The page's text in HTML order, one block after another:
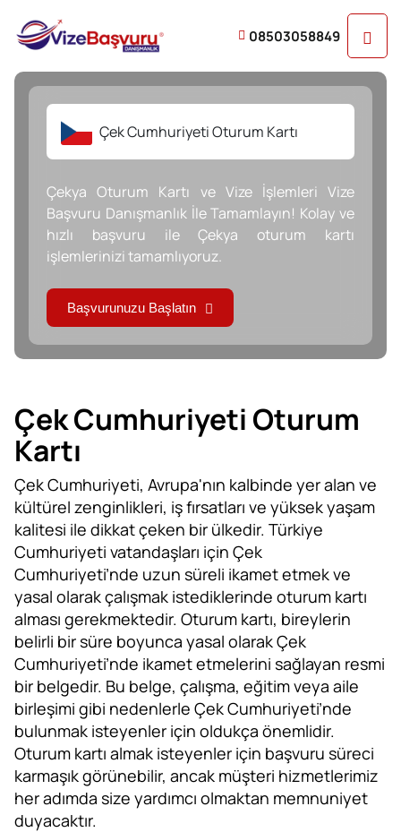
08503058849
Çek Cumhuriyeti Oturum Kartı
Çekya Oturum Kartı ve Vize İşlemleri Vize
Başvuru Danışmanlık İle Tamamlayın! Kolay ve
hızlı başvuru ile Çekya oturum kartı
işlemlerinizi tamamlıyoruz.
Başvurunuzu Başlatın
Çek Cumhuriyeti Oturum
Kartı
Çek Cumhuriyeti, Avrupa'nın kalbinde yer alan ve
kültürel zenginlikleri, iş fırsatları ve yüksek yaşam
kalitesi ile dikkat çeken bir ülkedir. Türkiye
Cumhuriyeti vatandaşları için Çek
Cumhuriyeti’nde uzun süreli ikamet etmek ve
yasal olarak çalışmak istediklerinde oturum kartı
alması gerekmektedir. Oturum kartı, bireylerin
belirli bir süre boyunca yasal olarak Çek
Cumhuriyeti’nde ikamet etmelerini sağlayan resmi
bir belgedir. Bu belge, çalışma, eğitim veya aile
birleşimi gibi nedenlerle Çek Cumhuriyeti’nde
bulunmak isteyenler için oldukça önemlidir.
Oturum kartı almak isteyenler için başvuru süreci
karmaşık görünebilir, ancak müşteri hizmetlerimiz
her adımda size yardımcı olmaktan memnuniyet
duyacaktır.